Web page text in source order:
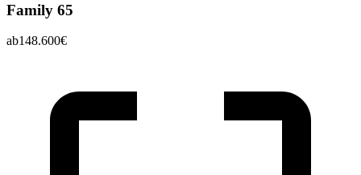
Family 65
ab148.600€